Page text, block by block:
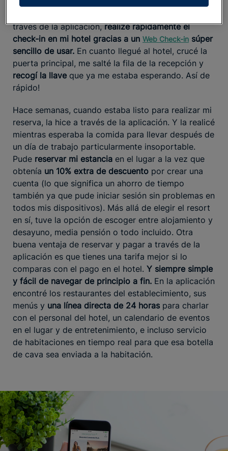
través de la aplicación,realizé rápidamente el
check-in en mi hotel gracias a un Web Check-in súper
sencillo de usar. En cuanto llegué al hotel, crucé la
puerta principal, me salté la fila de la recepción y
recogí la llave que ya me estaba esperando. Así de
rápido!
Hace semanas, cuando estaba listo para realizar mi
reserva, la hice a través de la aplicación. Y la realicé
mientras esperaba la comida para llevar después de
un día de trabajo particularmente insoportable.
Pude reservar mi estancia en el lugar a la vez que
obtenía un 10% extra de descuento por crear una
cuenta (lo que significa un ahorro de tiempo
también ya que pude iniciar sesión sin problemas en
todos mis dispositivos). Más allá de elegir el resort
en sí, tuve la opción de escoger entre alojamiento y
desayuno, media pensión o todo incluido. Otra
buena ventaja de reservar y pagar a través de la
aplicación es que tienes una tarifa mejor si lo
comparas con el pago en el hotel. Y siempre simple
y fácil de navegar de principio a fin. En la aplicación
encontré los restaurantes del establecimiento, sus
menús y una línea directa de 24 horas para charlar
con el personal del hotel, un calendario de eventos
en el lugar y de entretenimiento, e incluso servicio
de habitaciones en tiempo real para que esa botella
de cava sea enviada a la habitación.